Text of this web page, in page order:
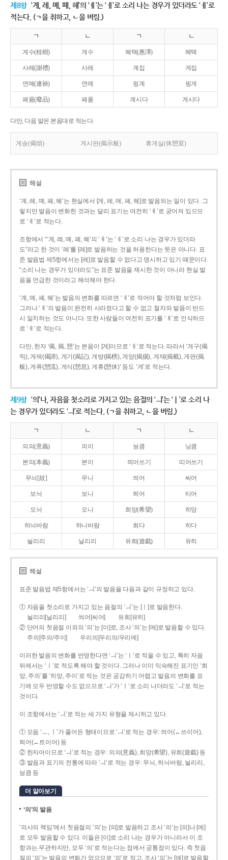
제8항 ‘계, 례, 몌, 폐, 혜’의 ‘ㅖ’는 ‘ㅔ’로 소리 나는 경우가 있더라도 ‘ㅖ’로
적는다. (ㄱ을 취하고, ㄴ을 버림.)
ㄱ ㄴ ㄱ ㄴ
계수(桂樹) 게수 혜택(惠澤) 헤택
사례(謝禮) 사레 계집 게집
연몌(連袂) 연메 핑계 핑게
폐품(廢品) 페품 계시다 게시다
다만, 다음 말은 본음대로 적는다.
게송(偈頌) 게시판(揭示板) 휴게실(休憩室)
해설
‘계, 례, 몌, 폐, 혜’는 현실에서 [게, 레, 메, 페, 헤]로 발음되는 일이 있다. 그
렇지만 발음이 변화한 것과는 달리 표기는 여전히 ‘ㅖ’로 굳어져 있으므
로 ‘ㅖ’로 적는다.
조항에서 “‘계, 례, 몌, 폐, 혜’의 ‘ㅖ’는 ‘ㅔ’로 소리 나는 경우가 있더라
도”라고 한 것이 ‘례’를 [레]로 발음하는 것을 허용한다는 뜻은 아니다. 표
준 발음법 제5항에서는 [레]로 발음할 수 없다고 명시하고 있기 때문이다.
“소리 나는 경우가 있더라도”는 표준 발음을 제시한 것이 아니라 현실 발
음을 언급한 것이라고 해석해야 한다.
‘계, 몌, 폐, 혜’는 발음의 변화를 따르면 ‘ㅔ’로 적어야 할 것처럼 보인다.
그러나 ‘ㅖ’의 발음이 완전히 사라졌다고 할 수 없고 철자와 발음이 반드
시 일치하는 것도 아니다. 또한 사람들이 여전히 표기를 ‘ㅖ’로 인식하므
로 ‘ㅖ’로 적는다.
다만, 한자 ‘偈, 揭, 憩’는 본음이 [게]이므로 ‘ㅔ’로 적는다. 따라서 ‘게구(偈
句), 게제(偈諦), 게기(揭記), 게방(揭榜), 게양(揭揚), 게재(揭載), 게판(揭
板), 게류(憩流), 게식(憩息), 게휴(憩休)’ 등도 ‘게’로 적는다.
제9항 ‘의’나, 자음을 첫소리로 가지고 있는 음절의 ‘ㅢ’는 ‘ㅣ’로 소리 나
는 경우가 있더라도 ‘ㅢ’로 적는다. (ㄱ을 취하고, ㄴ을 버림.)
ㄱ ㄴ ㄱ ㄴ
의의(意義) 의이 닁큼 닝큼
본의(本義) 본이 띄어쓰기 띠어쓰기
무늬[紋] 무니 씌어 씨어
보늬 보니 틔어 티어
오늬 오니 희망(希望) 히망
하늬바람 하니바람 희다 히다
늴리리 닐리리 유희(遊戱) 유히
해설
표준 발음법 제5항에서는 ‘ㅢ’의 발음을 다음과 같이 규정하고 있다.
① 자음을 첫소리로 가지고 있는 음절의 ‘ㅢ’는 [ㅣ]로 발음한다.
늴리리[닐리리]
씌어[씨어]
유희[유히]
② 단어의 첫음절 이외의 ‘의’는 [이]로, 조사 ‘의’는 [에]로 발음할 수 있다.
주의[주의/주이]
우리의[우리의/우리에]
이러한 발음의 변화를 반영한다면 ‘ㅢ’는 ‘ㅣ’로 적을 수 있고, 특히 자음
뒤에서는 ‘ㅣ’로 적도록 해야 할 것이다. 그러나 이미 익숙해진 표기인 ‘희
망, 주의’를 ‘히망, 주이’로 적는 것은 공감하기 어렵고 발음의 변화를 표
기에 모두 반영할 수도 없으므로 ‘ㅢ’가 ‘ㅣ’로 소리 나더라도 ‘ㅢ’로 적는
것이다.
이 조항에서는 ‘ㅢ’로 적는 세 가지 유형을 제시하고 있다.
① 모음 ‘ㅡ, ㅣ’가 줄어든 형태이므로 ‘ㅢ’로 적는 경우: 씌어(←쓰이어),
틔어(←트이어) 등
② 한자어이므로 ‘ㅢ’로 적는 경우: 의의(意義), 희망(希望), 유희(遊戱) 등
③ 발음과 표기의 전통에 따라 ‘ㅢ’로 적는 경우: 무늬, 하늬바람, 늴리리,
닁큼 등
더 알아보기
‘의’의 발음
‘의사의 책임’에서 첫음절의 ‘의’는 [의]로 발음하고 조사 ‘의’는 [의]나 [에]
로 모두 발음할 수 있다. 이들은 [이]로 소리 나는 경우가 아니라서 이 조
항과는 무관하지만, 모두 ‘의’로 적는다는 점에서 공통점이 있다. 즉 첫음
절의 ‘의’는 발음의 변화가 없으므로 ‘의’로 적고, 조사 ‘의’는 [에]로 발음할